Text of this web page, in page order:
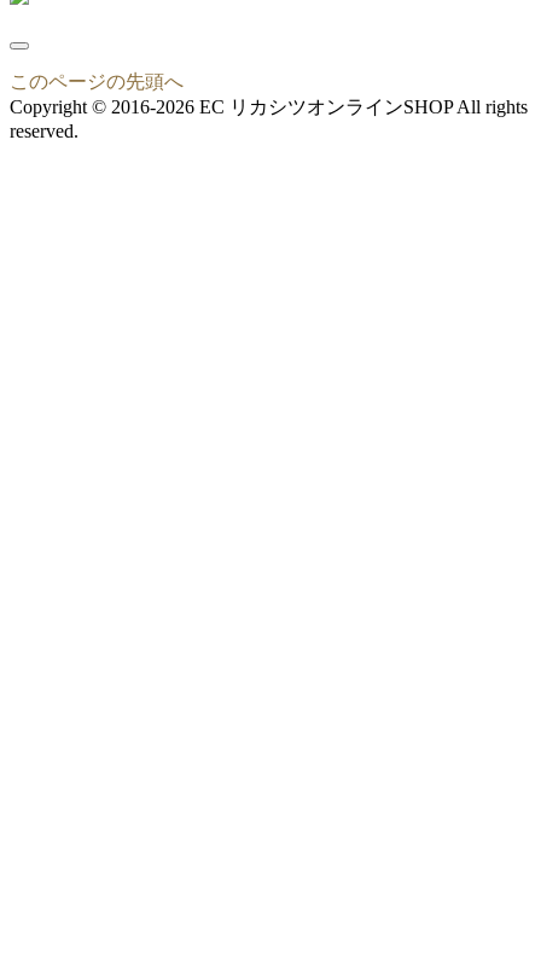
このページの先頭へ
Copyright © 2016-2026 EC リカシツオンラインSHOP All rights
reserved.